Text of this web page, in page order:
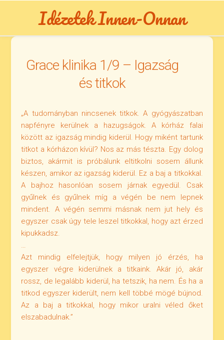
Idézetek Innen-Onnan
Grace klinika 1/9 – Igazság
és titkok
„A tudományban nincsenek titkok. A gyógyászatban
napfényre kerülnek a hazugságok. A kórház falai
között az igazság mindig kiderül. Hogy miként tartunk
titkot a kórházon kívül? Nos az más tészta. Egy dolog
biztos, akármit is próbálunk eltitkolni sosem állunk
készen, amikor az igazság kiderül. Ez a baj a titkokkal.
A bajhoz hasonlóan sosem járnak egyedül. Csak
gyűlnek és gyűlnek míg a végén be nem lepnek
mindent. A végén semmi másnak nem jut hely és
egyszer csak úgy tele leszel titkokkal, hogy azt érzed
kipukkadsz.
…
Azt mindig elfelejtjük, hogy milyen jó érzés, ha
egyszer végre kiderülnek a titkaink. Akár jó, akár
rossz, de legalább kiderül, ha tetszik, ha nem. És ha a
titkod egyszer kiderült, nem kell többé mögé bújnod.
Az a baj a titkokkal, hogy mikor uralni véled őket
elszabadulnak.”